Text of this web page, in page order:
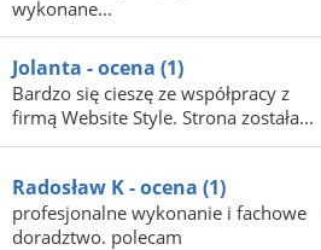
wykonane...
Jolanta - ocena (1)
Bardzo się cieszę ze współpracy z
firmą Website Style. Strona została...
Radosław K - ocena (1)
profesjonalne wykonanie i fachowe
doradztwo. polecam